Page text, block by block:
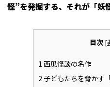
怪”を発掘する、それが「妖
目次 [
1 西瓜怪談の名作
2子どもたちを脅かす